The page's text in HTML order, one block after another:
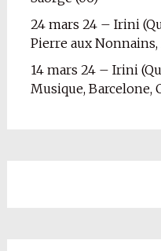
24 mars 24 – Irini
Pierre aux Nonnains,
14 mars 24 – Irini
Musique, Barcelone,